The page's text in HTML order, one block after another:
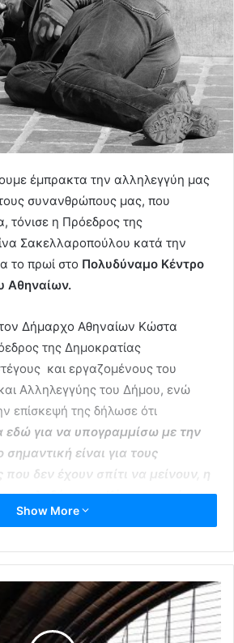
έμπρακτα την αλληλεγγύη μας
συνανθρώπους μας, που
τόνισε η Πρόεδρος της
Σακελλαροπούλου κατά την
το πρωί στο Πολυδύναμο Κέντρο
Αθηναίων.
Δήμαρχο Αθηναίων Κώστα
της Δημοκρατίας
και εργαζομένους του
Αλληλεγγύης του Δήμου, ενώ
επίσκεψή της δήλωσε ότι
εδώ για να υπογραμμίσω με την
είναι για τους
δεν έχουν σπίτι να μείνουν, η
πολυδύναμου Κέντρου από τον
ότι«Η κρίση της πανδημίας
επείγουσα την ανάγκη της
πλέον ευάλωτους ανάμεσά μας.
ζουν σε συνθήκες ακραίας
Show More